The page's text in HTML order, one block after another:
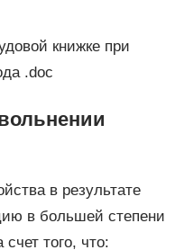
книжке при
.doc
в результате
в большей степени
того, что: